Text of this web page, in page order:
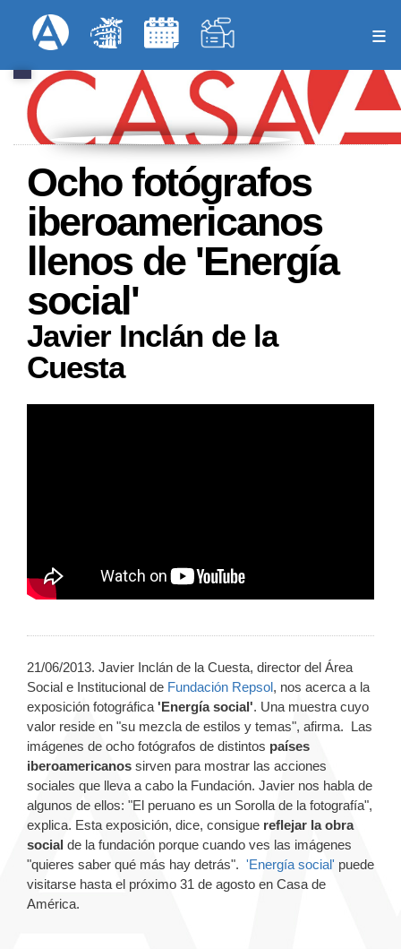
al
principal
Menú Superior
Ocho fotógrafos
iberoamericanos
llenos de 'Energía
social'
Javier Inclán de la
Cuesta
21/06/2013. Javier Inclán de la Cuesta, director del Área
Social e Institucional de Fundación Repsol, nos acerca a la
exposición fotográfica 'Energía social'. Una muestra cuyo
valor reside en "su mezcla de estilos y temas", afirma. Las
imágenes de ocho fotógrafos de distintos países
iberoamericanos sirven para mostrar las acciones
sociales que lleva a cabo la Fundación. Javier nos habla de
algunos de ellos: "El peruano es un Sorolla de la fotografía",
explica. Esta exposición, dice, consigue reflejar la obra
social de la fundación porque cuando ves las imágenes
"quieres saber qué más hay detrás". 'Energía social' puede
visitarse hasta el próximo 31 de agosto en Casa de
América.